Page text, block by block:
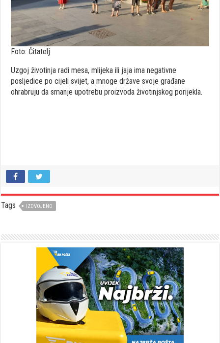
Foto: Čitatelj
Uzgoj životinja radi mesa, mlijeka ili jaja ima negativne
posljedice po cijeli svijet, a mnoge države svoje građane
ohrabruju da smanje upotrebu proizvoda životinjskog porijekla.
Tags IZDVOJENO